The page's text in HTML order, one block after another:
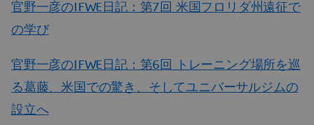
官野一彦のIFWE日記：第7回 米国フロリダ州遠征で
の学び
官野一彦のIFWE日記：第6回 トレーニング場所を巡
る葛藤、米国での驚き、そしてユニバーサルジムの
設立へ